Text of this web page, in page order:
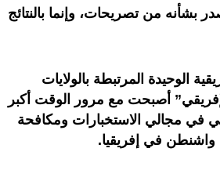
بشأنه من تصريحات، وإنما بالنتائج
الوحيدة المرتبطة بالولايات
أصبحت مع مرور الوقت أكبر
في مجالي الاستخبارات ومكافحة
واشنطن في إفريقيا.